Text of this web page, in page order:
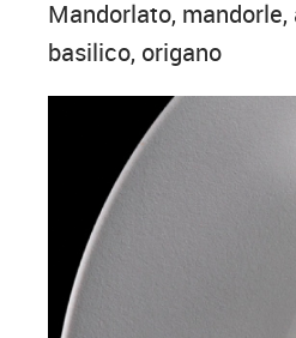
Mandorlato,
basilico, origano